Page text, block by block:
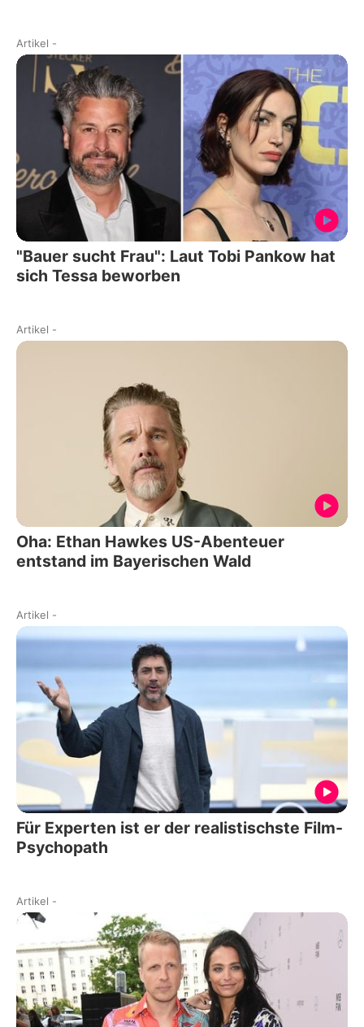
Artikel -
"Bauer sucht Frau": Laut Tobi Pankow hat
sich Tessa beworben
Artikel -
Oha: Ethan Hawkes US-Abenteuer
entstand im Bayerischen Wald
Artikel -
Für Experten ist er der realistischste Film-
Psychopath
Artikel -